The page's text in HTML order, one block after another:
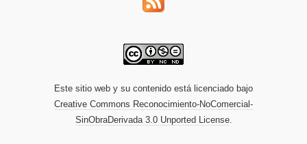
Este sitio web y su contenido está licenciado bajo
Creative Commons Reconocimiento-NoComercial-
SinObraDerivada 3.0 Unported License.